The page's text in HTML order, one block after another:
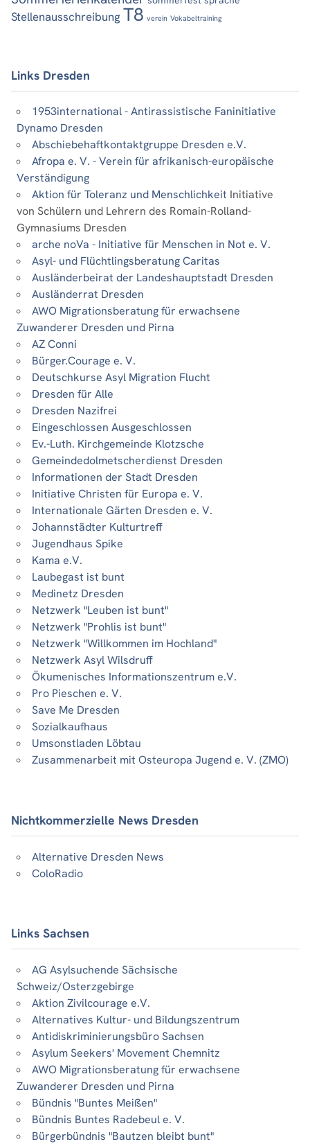
Stellenausschreibung T8 verein Vokabeltraining
Links Dresden
1953international - Antirassistische Faninitiative
Dynamo Dresden
Abschiebehaftkontaktgruppe Dresden e.V.
Afropa e. V. - Verein für afrikanisch-europäische
Verständigung
Aktion für Toleranz und Menschlichkeit Initiative
von Schülern und Lehrern des Romain-Rolland-
Gymnasiums Dresden
arche noVa - Initiative für Menschen in Not e. V.
Asyl- und Flüchtlingsberatung Caritas
Ausländerbeirat der Landeshauptstadt Dresden
Ausländerrat Dresden
AWO Migrationsberatung für erwachsene
Zuwanderer Dresden und Pirna
AZ Conni
Bürger.Courage e. V.
Deutschkurse Asyl Migration Flucht
Dresden für Alle
Dresden Nazifrei
Eingeschlossen Ausgeschlossen
Ev.-Luth. Kirchgemeinde Klotzsche
Gemeindedolmetscherdienst Dresden
Informationen der Stadt Dresden
Initiative Christen für Europa e. V.
Internationale Gärten Dresden e. V.
Johannstädter Kulturtreff
Jugendhaus Spike
Kama e.V.
Laubegast ist bunt
Medinetz Dresden
Netzwerk "Leuben ist bunt"
Netzwerk "Prohlis ist bunt"
Netzwerk "Willkommen im Hochland"
Netzwerk Asyl Wilsdruff
Ökumenisches Informationszentrum e.V.
Pro Pieschen e. V.
Save Me Dresden
Sozialkaufhaus
Umsonstladen Löbtau
Zusammenarbeit mit Osteuropa Jugend e. V. (ZMO)
Nichtkommerzielle News Dresden
Alternative Dresden News
ColoRadio
Links Sachsen
AG Asylsuchende Sächsische
Schweiz/Osterzgebirge
Aktion Zivilcourage e.V.
Alternatives Kultur- und Bildungszentrum
Antidiskriminierungsbüro Sachsen
Asylum Seekers' Movement Chemnitz
AWO Migrationsberatung für erwachsene
Zuwanderer Dresden und Pirna
Bündnis "Buntes Meißen"
Bündnis Buntes Radebeul e. V.
Bürgerbündnis "Bautzen bleibt bunt"